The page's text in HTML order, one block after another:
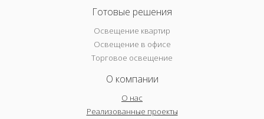
Готовые решения
Освещение квартир
Освещение в офисе
Торговое освещение
О компании
О нас
Реализованные проекты